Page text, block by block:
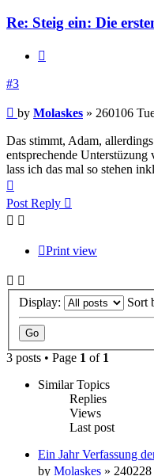
Re: Steig ein: Die
#3
Post
by Molaskes » 260106
Das stimmt, Adam,
entsprechende
lass ich das mal so stehen
Post Reply
Print view
Display: Sort
3 posts • Page 1 of 1
Similar Topics
Replies
Views
Last post
Ein Jahr Verfassung
by Molaskes »